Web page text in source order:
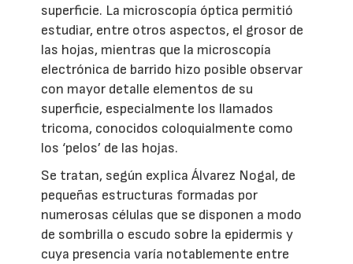
superficie. La microscopía óptica permitió
estudiar, entre otros aspectos, el grosor de
las hojas, mientras que la microscopía
electrónica de barrido hizo posible observar
con mayor detalle elementos de su
superficie, especialmente los llamados
tricoma, conocidos coloquialmente como
los ‘pelos’ de las hojas.
Se tratan, según explica Álvarez Nogal, de
pequeñas estructuras formadas por
numerosas células que se disponen a modo
de sombrilla o escudo sobre la epidermis y
cuya presencia varía notablemente entre